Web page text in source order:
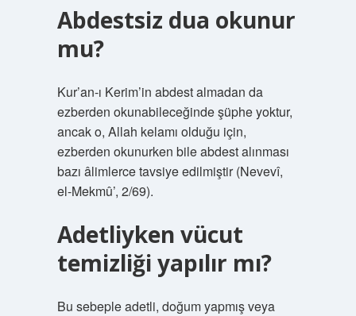
Abdestsiz dua okunur
mu?
Kur’an-ı Kerim’in abdest almadan da
ezberden okunabileceğinde şüphe yoktur,
ancak o, Allah kelamı olduğu için,
ezberden okunurken bile abdest alınması
bazı âlimlerce tavsiye edilmiştir (Nevevî,
el-Mekmû’, 2/69).
Adetliyken vücut
temizliği yapılır mı?
Bu sebeple adetli, doğum yapmış veya